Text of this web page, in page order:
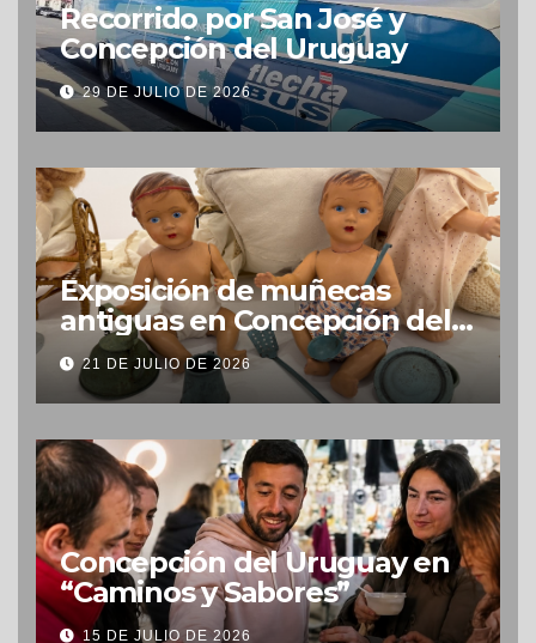
Recorrido por San José y
Concepción del Uruguay
29 DE JULIO DE 2026
Exposición de muñecas
antiguas en Concepción del
Uruguay
21 DE JULIO DE 2026
Concepción del Uruguay en
“Caminos y Sabores”
15 DE JULIO DE 2026